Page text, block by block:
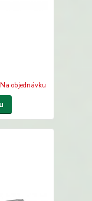
Na objednávku